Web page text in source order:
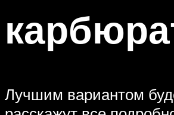
Лучшим вариантом